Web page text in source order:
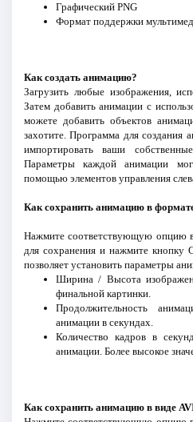
Графический PNG
Формат поддержки
Как создать анимацию?
Загрузить любые изображения,
Затем добавить анимации с
можете добавить объектов
захотите. Программа для
импортировать ваши
Параметры каждой анимации
помощью элементов управления
Как сохранить анимацию в
Нажмите соответствующую опцию
для сохранения и нажмите кнопку
позволяет установить параметры
Ширина / Высота
финальной картинки.
Продолжительность
анимации в секундах.
Количество кадров в
анимации. Более высокое
Как сохранить анимацию в виде